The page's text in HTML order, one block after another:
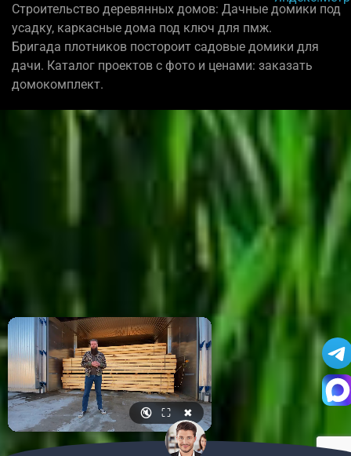
Строительство деревянных домов: Дачные домики под
усадку, каркасные дома под ключ для пмж.
Бригада плотников постороит садовые домики для
дачи. Каталог проектов с фото и ценами: заказать
домокомплект.
🔇 ⛶ ✖